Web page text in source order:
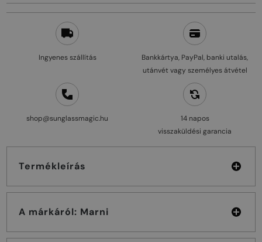
Ingyenes szállítás
Bankkártya, PayPal, banki utalás,
utánvét vagy személyes átvétel
shop@sunglassmagic.hu
14 napos
visszaküldési garancia
Termékleírás
A márkáról: Marni